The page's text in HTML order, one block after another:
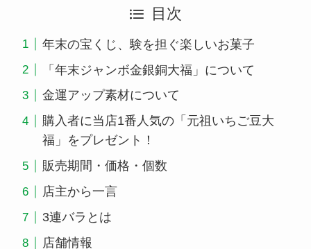
目次
年末の宝くじ、験を担ぐ楽しいお菓子
「年末ジャンボ金銀銅大福」について
金運アップ素材について
購入者に当店1番人気の「元祖いちご豆大
福」をプレゼント！
販売期間・価格・個数
店主から一言
3連バラとは
店舗情報